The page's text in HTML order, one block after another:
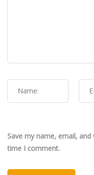
Save my name, email,
time I comment.